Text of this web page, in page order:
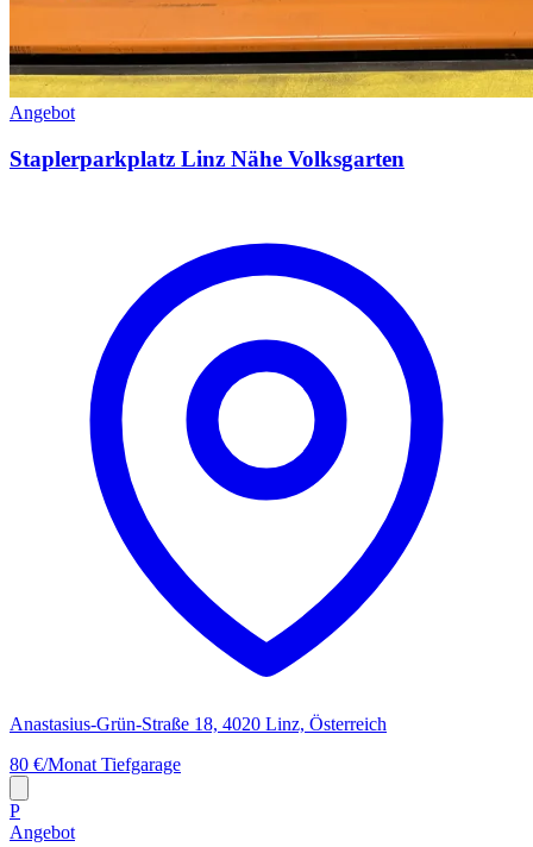
Angebot
Staplerparkplatz Linz Nähe Volksgarten
Anastasius-Grün-Straße 18, 4020 Linz, Österreich
80 €/Monat Tiefgarage
P
Angebot